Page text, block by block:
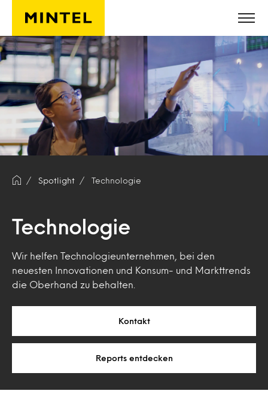
Skip to main content
Spotlight Technologie
Technologie
Wir helfen Technologieunternehmen, bei den
neuesten Innovationen und Konsum- und Markttrends
die Oberhand zu behalten.
Kontakt
Reports entdecken